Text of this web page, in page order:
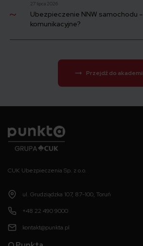
27 lipca 2026
Ubezpieczenie NNW samochodu
komunikacyjne?
Przejdź do akademii
CUK Ubezpieczenia Sp. z o.o.
ul. Grudziądzka 107, 87-100, Toruń
+48 22 490 9000
kontakt@punkta.pl